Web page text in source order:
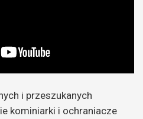
i przeszukanych
kominiarki i ochraniacze